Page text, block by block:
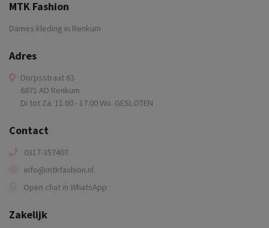
MTK Fashion
Dames kleding in Renkum
Adres
Dorpsstraat 63
6871 AD Renkum
Di tot Za. 11.00 - 17.00 Wo. GESLOTEN
Contact
0317-357407
info@mtkfashion.nl
Open chat in WhatsApp
Zakelijk